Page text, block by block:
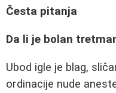
Česta pitanja
Da li je bolan
Ubod igle je blag,
ordinacije nude